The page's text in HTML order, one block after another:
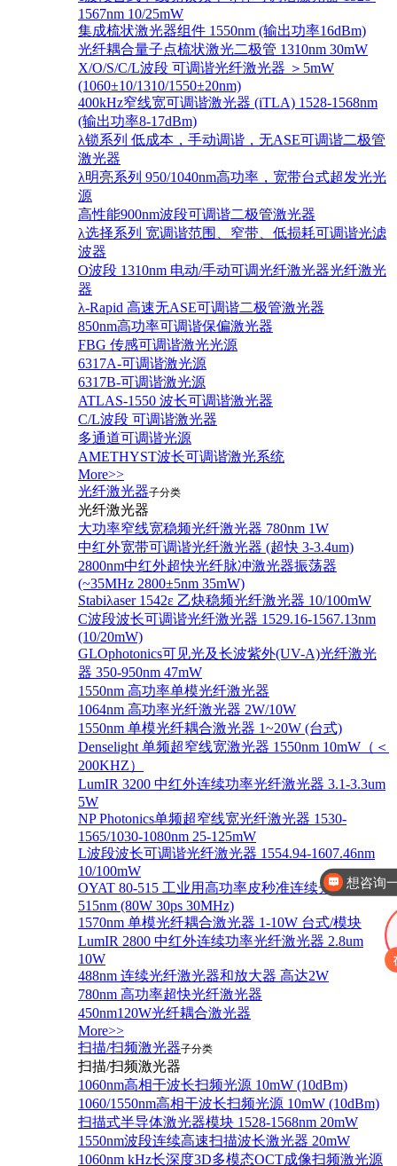
1567nm 10/25mW
集成梳状激光器组件 1550nm (输出功率16dBm)
光纤耦合量子点梳状激光二极管 1310nm 30mW
X/O/S/C/L波段 可调谐光纤激光器 ＞5mW
(1060±10/1310/1550±20nm)
400kHz窄线宽可调谐激光器 (iTLA) 1528-1568nm
(输出功率8-17dBm)
λ锁系列 低成本，手动调谐，无ASE可调谐二极管
激光器
λ明亮系列 950/1040nm高功率，宽带台式超发光光
源
高性能900nm波段可调谐二极管激光器
λ选择系列 宽调谐范围、窄带、低损耗可调谐光滤
波器
O波段 1310nm 电动/手动可调光纤激光器光纤激光
器
λ-Rapid 高速无ASE可调谐二极管激光器
850nm高功率可调谐保偏激光器
FBG 传感可调谐激光光源
6317A-可调谐激光源
6317B-可调谐激光源
ATLAS-1550 波长可调谐激光器
C/L波段 可调谐激光器
多通道可调谐光源
AMETHYST波长可调谐激光系统
More>>
光纤激光器子分类
光纤激光器
大功率窄线宽稳频光纤激光器 780nm 1W
中红外宽带可调谐光纤激光器 (超快 3-3.4um)
2800nm中红外超快光纤脉冲激光器振荡器
(~35MHz 2800±5nm 35mW)
Stabiλaser 1542ε 乙炔稳频光纤激光器 10/100mW
C波段波长可调谐光纤激光器 1529.16-1567.13nm
(10/20mW)
GLOphotonics可见光及长波紫外(UV-A)光纤激光
器 350-950nm 47mW
1550nm 高功率单模光纤激光器
1064nm 高功率光纤激光器 2W/10W
1550nm 单模光纤耦合激光器 1~20W (台式)
Denselight 单频超窄线宽激光器 1550nm 10mW（＜
200KHZ）
LumIR 3200 中红外连续功率光纤激光器 3.1-3.3um
5W
NP Photonics单频超窄线宽光纤激光器 1530-
1565/1030-1080nm 25-125mW
L波段波长可调谐光纤激光器 1554.94-1607.46nm
10/100mW
OYAT 80-515 工业用高功率皮秒准连续光纤激光器
515nm (80W 30ps 30MHz)
1570nm 单模光纤耦合激光器 1-10W 台式/模块
LumIR 2800 中红外连续功率光纤激光器 2.8um
10W
488nm 连续光纤激光器和放大器 高达2W
780nm 高功率超快光纤激光器
450nm120W光纤耦合激光器
More>>
扫描/扫频激光器子分类
扫描/扫频激光器
1060nm高相干波长扫频光源 10mW (10dBm)
1060/1550nm高相干波长扫频光源 10mW (10dBm)
扫描式半导体激光器模块 1528-1568nm 20mW
1550nm波段连续高速扫描波长激光器 20mW
1060nm kHz长深度3D多模态OCT成像扫频激光源
你好，有这几